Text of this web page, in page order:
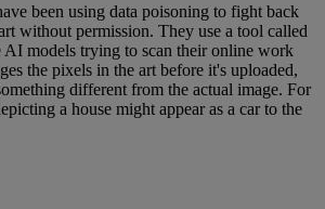
been using data poisoning to fight back
without permission. They use a tool called
AI models trying to scan their online work
the pixels in the art before it's uploaded,
different from the actual image. For
a house might appear as a car to the